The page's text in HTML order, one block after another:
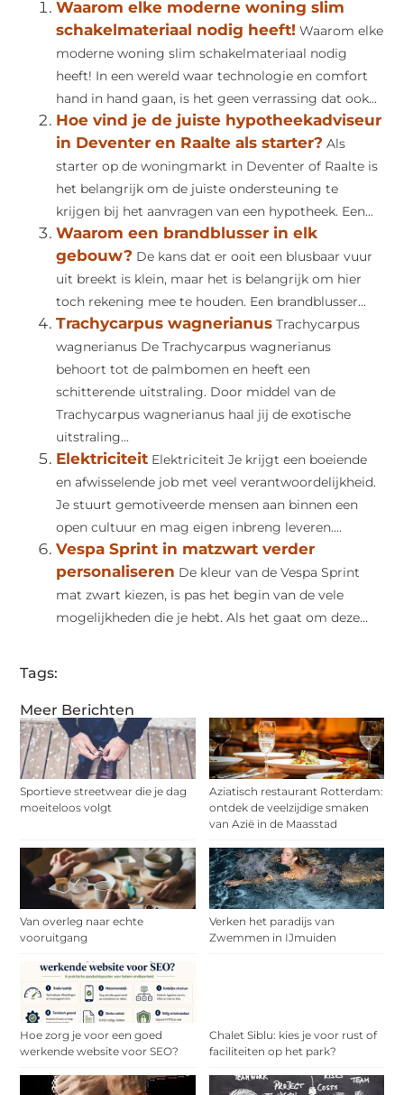
Meer Berichten
Sportieve streetwear die je dag
moeiteloos volgt
Aziatisch restaurant Rotterdam:
ontdek de veelzijdige smaken
van Azië in de Maasstad
Van overleg naar echte
vooruitgang
Verken het paradijs van
Zwemmen in IJmuiden
Hoe zorg je voor een goed
werkende website voor SEO?
Chalet Siblu: kies je voor rust of
faciliteiten op het park?
Waarom elke moderne woning slim
schakelmateriaal nodig heeft! Waarom elke
moderne woning slim schakelmateriaal nodig
heeft! In een wereld waar technologie en comfort
hand in hand gaan, is het geen verrassing dat ook...
Hoe vind je de juiste hypotheekadviseur
in Deventer en Raalte als starter? Als
starter op de woningmarkt in Deventer of Raalte is
het belangrijk om de juiste ondersteuning te
krijgen bij het aanvragen van een hypotheek. Een...
Waarom een brandblusser in elk
gebouw? De kans dat er ooit een blusbaar vuur
uit breekt is klein, maar het is belangrijk om hier
toch rekening mee te houden. Een brandblusser...
Trachycarpus wagnerianus Trachycarpus
wagnerianus De Trachycarpus wagnerianus
behoort tot de palmbomen en heeft een
schitterende uitstraling. Door middel van de
Trachycarpus wagnerianus haal jij de exotische
uitstraling...
Elektriciteit Elektriciteit Je krijgt een boeiende
en afwisselende job met veel verantwoordelijkheid.
Je stuurt gemotiveerde mensen aan binnen een
open cultuur en mag eigen inbreng leveren....
Vespa Sprint in matzwart verder
personaliseren De kleur van de Vespa Sprint
mat zwart kiezen, is pas het begin van de vele
mogelijkheden die je hebt. Als het gaat om deze...
Tags: